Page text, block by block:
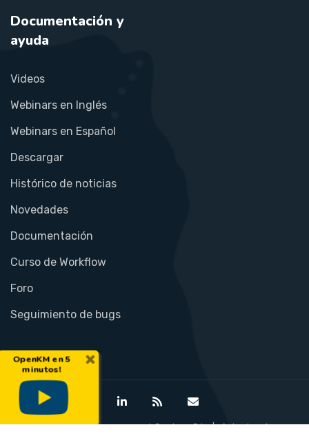
Documentación y
ayuda
Videos
Webinars en Inglés
Webinars en Español
Descargar
Histórico de noticias
Novedades
Documentación
Curso de Workflow
Foro
Seguimiento de bugs
©Open Document Management System S.L. Aviso legal
×
OpenKM en 5
minutos!